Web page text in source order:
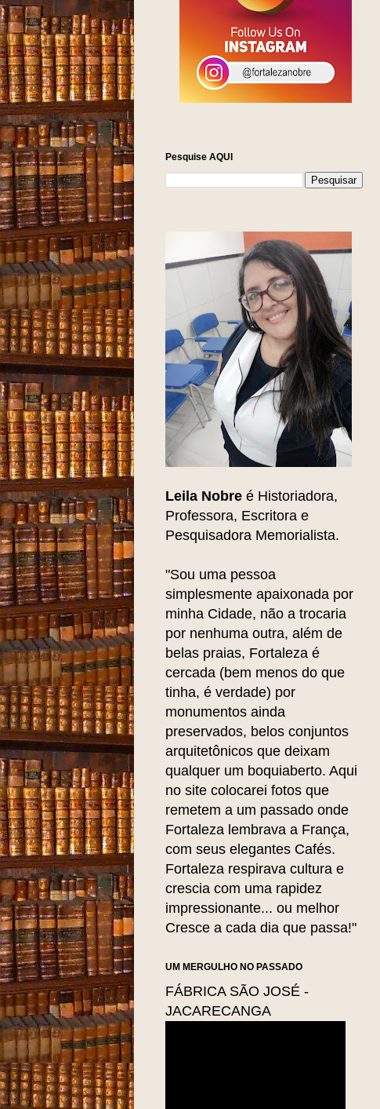
Pesquise AQUI
Leila Nobre é Historiadora,
Professora, Escritora e
Pesquisadora Memorialista.
"Sou uma pessoa
simplesmente apaixonada por
minha Cidade, não a trocaria
por nenhuma outra, além de
belas praias, Fortaleza é
cercada (bem menos do que
tinha, é verdade) por
monumentos ainda
preservados, belos conjuntos
arquitetônicos que deixam
qualquer um boquiaberto. Aqui
no site colocarei fotos que
remetem a um passado onde
Fortaleza lembrava a França,
com seus elegantes Cafés.
Fortaleza respirava cultura e
crescia com uma rapidez
impressionante... ou melhor
Cresce a cada dia que passa!"
UM MERGULHO NO PASSADO
FÁBRICA SÃO JOSÉ -
JACARECANGA